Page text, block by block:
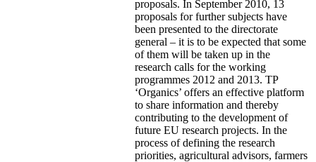
proposals. In September 2010, 13
proposals for further subjects have
been presented to the directorate
general – it is to be expected that some
of them will be taken up in the
research calls for the working
programmes 2012 and 2013. TP
‘Organics’ offers an effective platform
to share information and thereby
contributing to the development of
future EU research projects. In the
process of defining the research
priorities, agricultural advisors, farmers